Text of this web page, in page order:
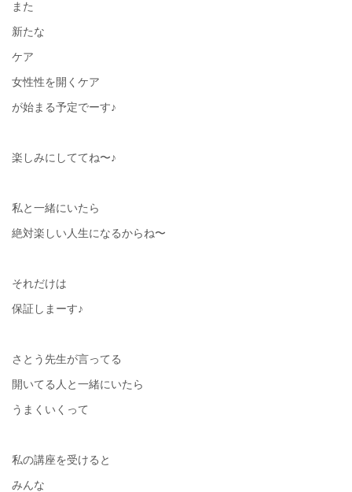
また
新たな
ケア
女性性を開くケア
が始まる予定でーす♪
楽しみにしててね〜♪
私と一緒にいたら
絶対楽しい人生になるからね〜
それだけは
保証しまーす♪
さとう先生が言ってる
開いてる人と一緒にいたら
うまくいくって
私の講座を受けると
みんな